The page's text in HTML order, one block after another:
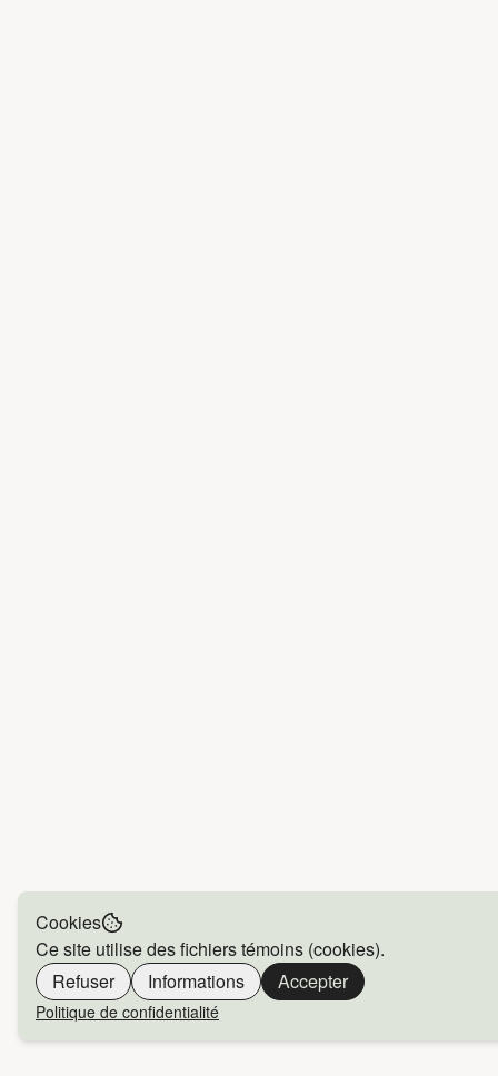
Cookies
Ce site utilise des fichiers témoins (cookies).
Refuser
Informations Accepter
Politique de confidentialité